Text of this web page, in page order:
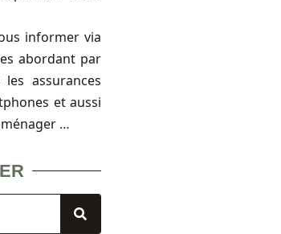
informer via
abordant par
assurances
et aussi
…